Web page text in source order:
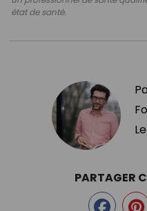
état de santé.
Le
PARTAGER